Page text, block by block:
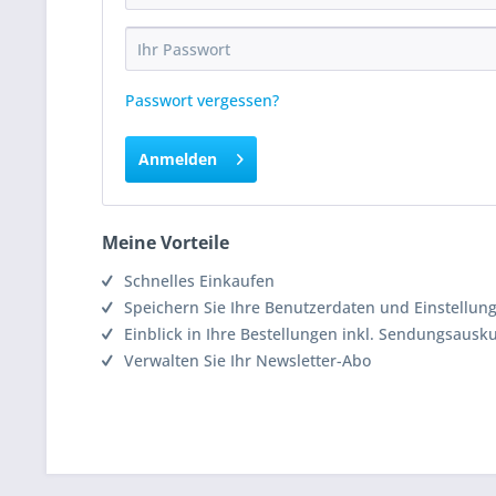
Passwort vergessen?
Anmelden
Meine Vorteile
Schnelles Einkaufen
Speichern Sie Ihre Benutzerdaten und
Einblick in Ihre Bestellungen inkl.
Verwalten Sie Ihr Newsletter-Abo